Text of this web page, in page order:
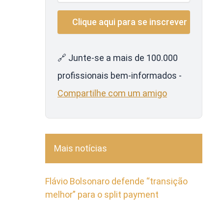
🔗 Junte-se a mais de 100.000
profissionais bem-informados -
Compartilhe com um amigo
Mais notícias
Flávio Bolsonaro defende “transição
melhor” para o split payment